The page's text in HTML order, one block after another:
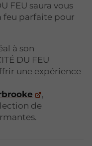
FEU saura vous
feu parfaite pour
à son
DU FEU
une expérience
,
de